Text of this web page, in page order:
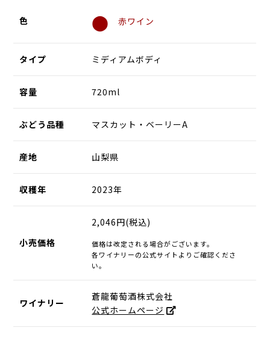
色 ⬤ 赤ワイン
タイプ ミディアムボディ
容量 720ml
ぶどう品種 マスカット・ベーリーA
産地 山梨県
収穫年 2023年
小売価格
2,046円(税込)
価格は改定される場合がございます。
各ワイナリーの公式サイトよりご確認くださ
い。
ワイナリー
蒼龍葡萄酒株式会社
公式ホームページ